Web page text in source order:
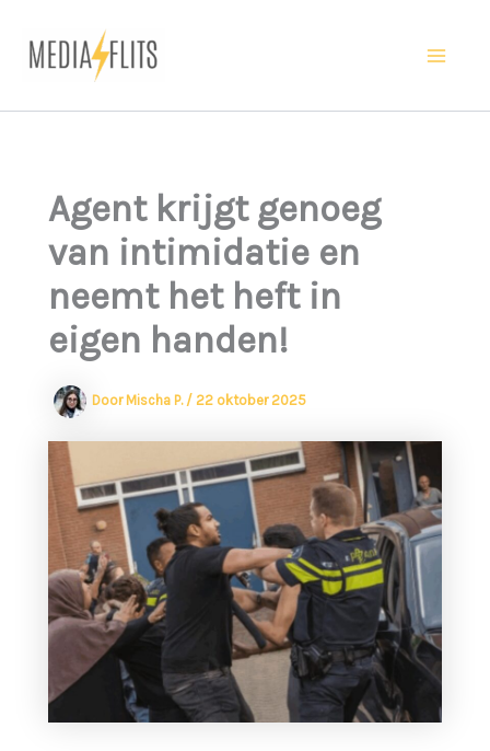
naar
Agent krijgt genoeg
van intimidatie en
neemt het heft in
eigen handen!
Door Mischa P. / 22 oktober 2025